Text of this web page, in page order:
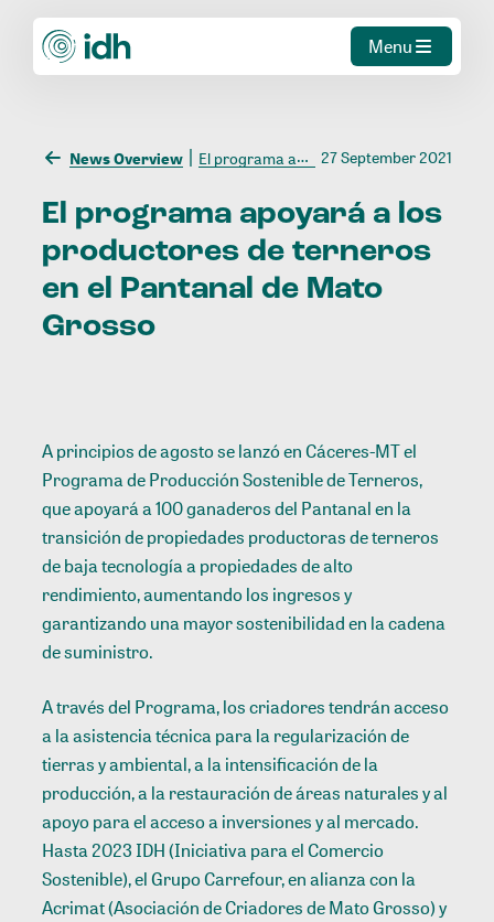
Menu
News Overview El programa apoyará a los productores de terneros en el Pantanal de Mato Grosso 27 September 2021
El programa apoyará a los
productores de terneros
en el Pantanal de Mato
Grosso
A principios de agosto se lanzó en Cáceres-MT el
Programa de Producción Sostenible de Terneros,
que apoyará a 100 ganaderos del Pantanal en la
transición de propiedades productoras de terneros
de baja tecnología a propiedades de alto
rendimiento, aumentando los ingresos y
garantizando una mayor sostenibilidad en la cadena
de suministro.
A través del Programa, los criadores tendrán acceso
a la asistencia técnica para la regularización de
tierras y ambiental, a la intensificación de la
producción, a la restauración de áreas naturales y al
apoyo para el acceso a inversiones y al mercado.
Hasta 2023 IDH (Iniciativa para el Comercio
Sostenible), el Grupo Carrefour, en alianza con la
Acrimat (Asociación de Criadores de Mato Grosso) y